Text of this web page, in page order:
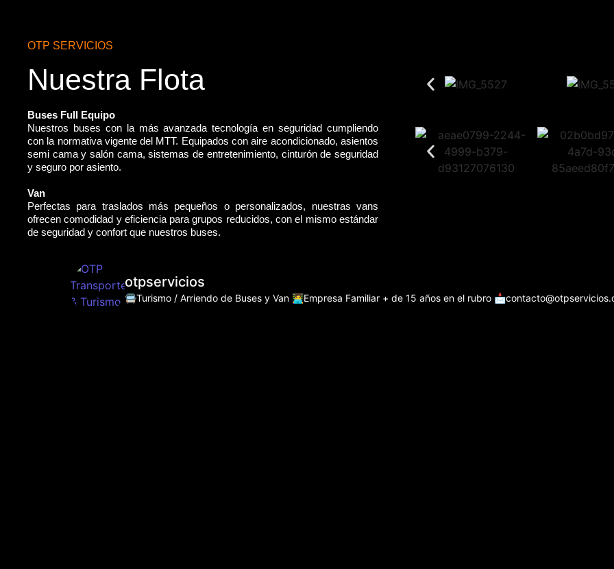
OTP SERVICIOS
Nuestra Flota
Buses Full Equipo
Nuestros buses con la más avanzada tecnología en seguridad cumpliendo
con la normativa vigente del MTT. Equipados con aire acondicionado, asientos
semi cama y salón cama, sistemas de entretenimiento, cinturón de seguridad
y seguro por asiento.
Van
Perfectas para traslados más pequeños o personalizados, nuestras vans
ofrecen comodidad y eficiencia para grupos reducidos, con el mismo estándar
de seguridad y confort que nuestros buses.
otpservicios
🚍Turismo / Arriendo de Buses y Van 👩‍💻Empresa Familiar + de 15 años en el rubro